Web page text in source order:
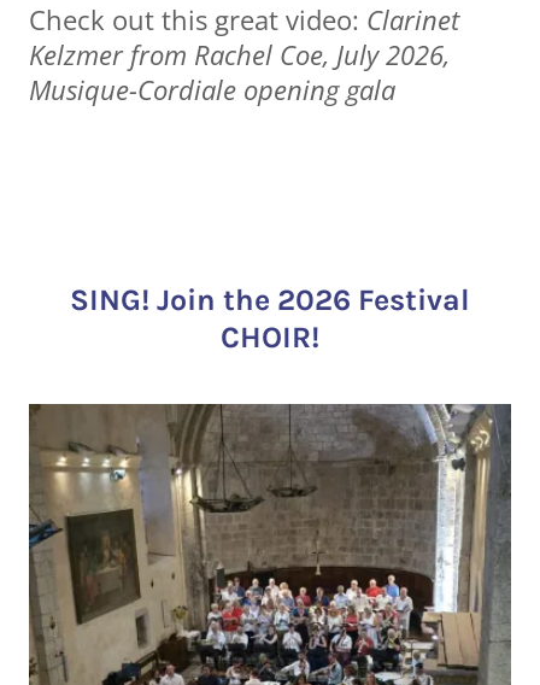
Check out this great video: Clarinet
Kelzmer from Rachel Coe, July 2026,
Musique-Cordiale opening gala
SING! Join the 2026 Festival
CHOIR!